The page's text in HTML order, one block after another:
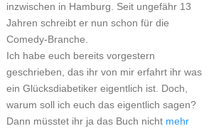
inzwischen in Hamburg. Seit ungefähr 13
Jahren schreibt er nun schon für die
Comedy-Branche.
Ich habe euch bereits vorgestern
geschrieben, das ihr von mir erfahrt ihr was
ein Glücksdiabetiker eigentlich ist. Doch,
warum soll ich euch das eigentlich sagen?
Dann müsstet ihr ja das Buch nicht mehr